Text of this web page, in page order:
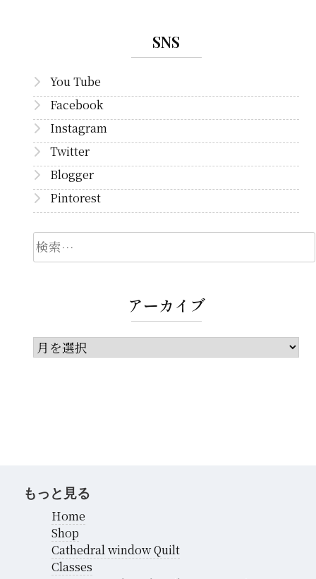
SNS
You Tube
Facebook
Instagram
Twitter
Blogger
Pintorest
検
索
アーカイブ
ア
もっと見る
Home
Shop
Cathedral window Quilt
Classes